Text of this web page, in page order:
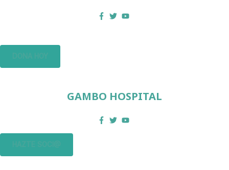
GAMBO HOSPITAL